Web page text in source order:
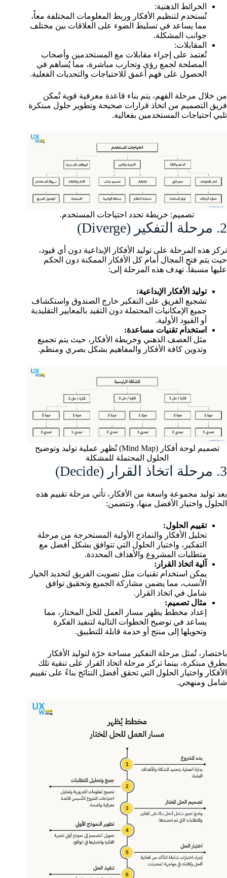
الخرائط الذهنية:
تُستخدم لتنظيم الأفكار وربط المعلومات المختلفة معاً،
مما يساعد في تسليط الضوء على العلاقات بين مختلف
جوانب المشكلة.
المقابلات:
تُعتمد على إجراء مقابلات مع المستخدمين وأصحاب
المصلحة لجمع رؤى وتجارب مباشرة، مما يُساهم في
الحصول على فهم أعمق للاحتياجات والتحديات الفعلية.
من خلال مرحلة الفهم، يتم بناء قاعدة معرفية قوية تُمكن
فريق التصميم من اتخاذ قرارات صحيحة وتطوير حلول مبتكرة
تلبي احتياجات المستخدمين بفعالية.
تصميم: خريطة تحدد احتياجات المستخدم.
2. مرحلة التفكير (Diverge)
تركز هذه المرحلة على توليد الأفكار الإبداعية دون أي قيود،
حيث يتم فتح المجال أمام كل الأفكار الممكنة دون الحكم
عليها مسبقاً. تهدف هذه المرحلة إلى:
توليد الأفكار الإبداعية:
تشجيع الفريق على التفكير خارج الصندوق واستكشاف
جميع الإمكانيات المحتملة دون التقيد بالمعايير التقليدية
أو القيود الأولية.
استخدام تقنيات مساعدة:
مثل العصف الذهني وخريطة الأفكار، حيث يتم تجميع
وتدوين كافة الأفكار والمفاهيم بشكل بصري ومنظم.
تصميم لوحة أفكار (Mind Map) تُظهر عملية توليد وتوضيح
الحلول المحتملة للمشكلة
3. مرحلة اتخاذ القرار (Decide)
بعد توليد مجموعة واسعة من الأفكار، تأتي مرحلة تقييم هذه
الحلول واختيار الأفضل منها، وتتضمن:
تقييم الحلول:
تحليل الأفكار والنماذج الأولية المستخرجة من مرحلة
التفكير، واختيار الحلول التي تتوافق بشكل أفضل مع
متطلبات المشروع والأهداف المحددة.
آلية اتخاذ القرار:
يمكن استخدام تقنيات مثل تصويت الفريق لتحديد الخيار
الأنسب، مما يضمن مشاركة الجميع وتحقيق توافق
شامل في اتخاذ القرار.
مثال تصميم:
إعداد مخطط يظهر مسار العمل للحل المختار، مما
يساعد في توضيح الخطوات التالية لتنفيذ الفكرة
وتحويلها إلى منتج أو خدمة قابلة للتطبيق.
باختصار، تُمثل مرحلة التفكير مساحة حرّة لتوليد الأفكار
بطرق مبتكرة، بينما تركز مرحلة اتخاذ القرار على تنقية تلك
الأفكار واختيار الحلول التي تحقق أفضل النتائج بناءً على تقييم
شامل ومنهجي.